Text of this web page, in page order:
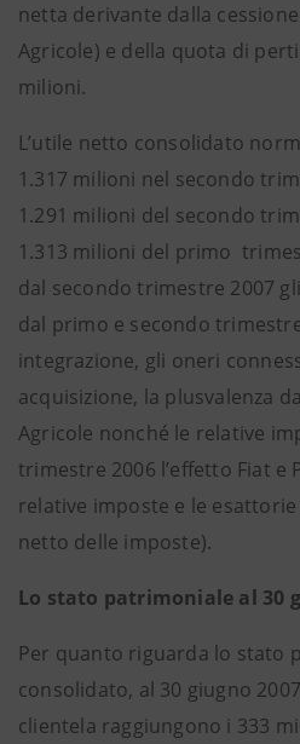
netta derivante dalla
Agricole) e della quota di
milioni.
L’utile netto consolidato
1.317 milioni nel secondo
1.291 milioni del secondo
1.313 milioni del primo
dal secondo trimestre 2007
dal primo e secondo
integrazione, gli oneri
acquisizione, la plusvalenza
Agricole nonché le relative
trimestre 2006 l’effetto Fiat e
relative imposte e le
netto delle imposte).
Lo stato patrimoniale al 30
Per quanto riguarda lo stato
consolidato, al 30 giugno
clientela raggiungono i 333